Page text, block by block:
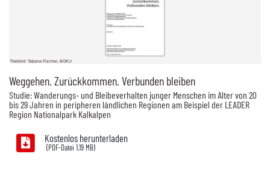
Titelbild: Tatjana Fischer, BOKU
Weggehen. Zurückkommen. Verbunden bleiben
Studie: Wanderungs- und Bleibeverhalten junger Menschen im Alter von 20
bis 29 Jahren in peripheren ländlichen Regionen am Beispiel der LEADER
Region Nationalpark Kalkalpen
Kostenlos herunterladen
1,19 MB)